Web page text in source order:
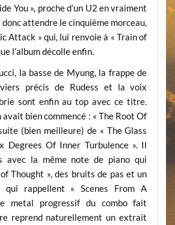
You », proche d’un U2 en vraiment
attendre le cinquième morceau,
Attack » qui, lui renvoie à « Train of
l’album décolle enfin.
la basse de Myung, la frappe de
précis de Rudess et la voix
sont enfin au top avec ce titre.
avait bien commencé : « The Root Of
(bien meilleure) de « The Glass
Degrees Of Inner Turbulence ». Il
avec la même note de piano qui
Thought », des bruits de pas et un
rappellent « Scenes From A
metal progressif du combo fait
reprend naturellement un extrait